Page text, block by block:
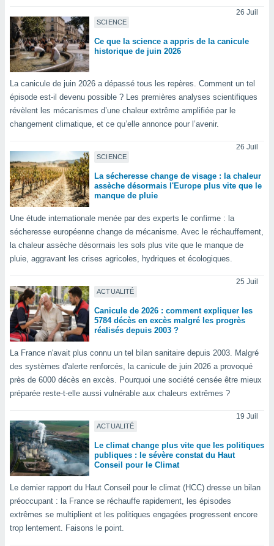
de
en
le
au
de
web.
les
pas
de
notre
que
la
sur le
ne
SCIENCE
26 Juil
Ce que la science a appris de la canicule
historique de juin 2026
La canicule de juin 2026 a dépassé tous les repères. Comment un tel
épisode est-il devenu possible ? Les premières analyses scientifiques
révèlent les mécanismes d’une chaleur extrême amplifiée par le
changement climatique, et ce qu’elle annonce pour l’avenir.
SCIENCE
26 Juil
La sécheresse change de visage : la chaleur
assèche désormais l'Europe plus vite que le
manque de pluie
Une étude internationale menée par des experts le confirme : la
sécheresse européenne change de mécanisme. Avec le réchauffement,
la chaleur assèche désormais les sols plus vite que le manque de
pluie, aggravant les crises agricoles, hydriques et écologiques.
ACTUALITÉ
25 Juil
Canicule de 2026 : comment expliquer les
5784 décès en excès malgré les progrès
réalisés depuis 2003 ?
La France n'avait plus connu un tel bilan sanitaire depuis 2003. Malgré
des systèmes d'alerte renforcés, la canicule de juin 2026 a provoqué
près de 6000 décès en excès. Pourquoi une société censée être mieux
préparée reste-t-elle aussi vulnérable aux chaleurs extrêmes ?
ACTUALITÉ
19 Juil
Le climat change plus vite que les politiques
publiques : le sévère constat du Haut
Conseil pour le Climat
Le dernier rapport du Haut Conseil pour le climat (HCC) dresse un bilan
préoccupant : la France se réchauffe rapidement, les épisodes
extrêmes se multiplient et les politiques engagées progressent encore
trop lentement. Faisons le point.